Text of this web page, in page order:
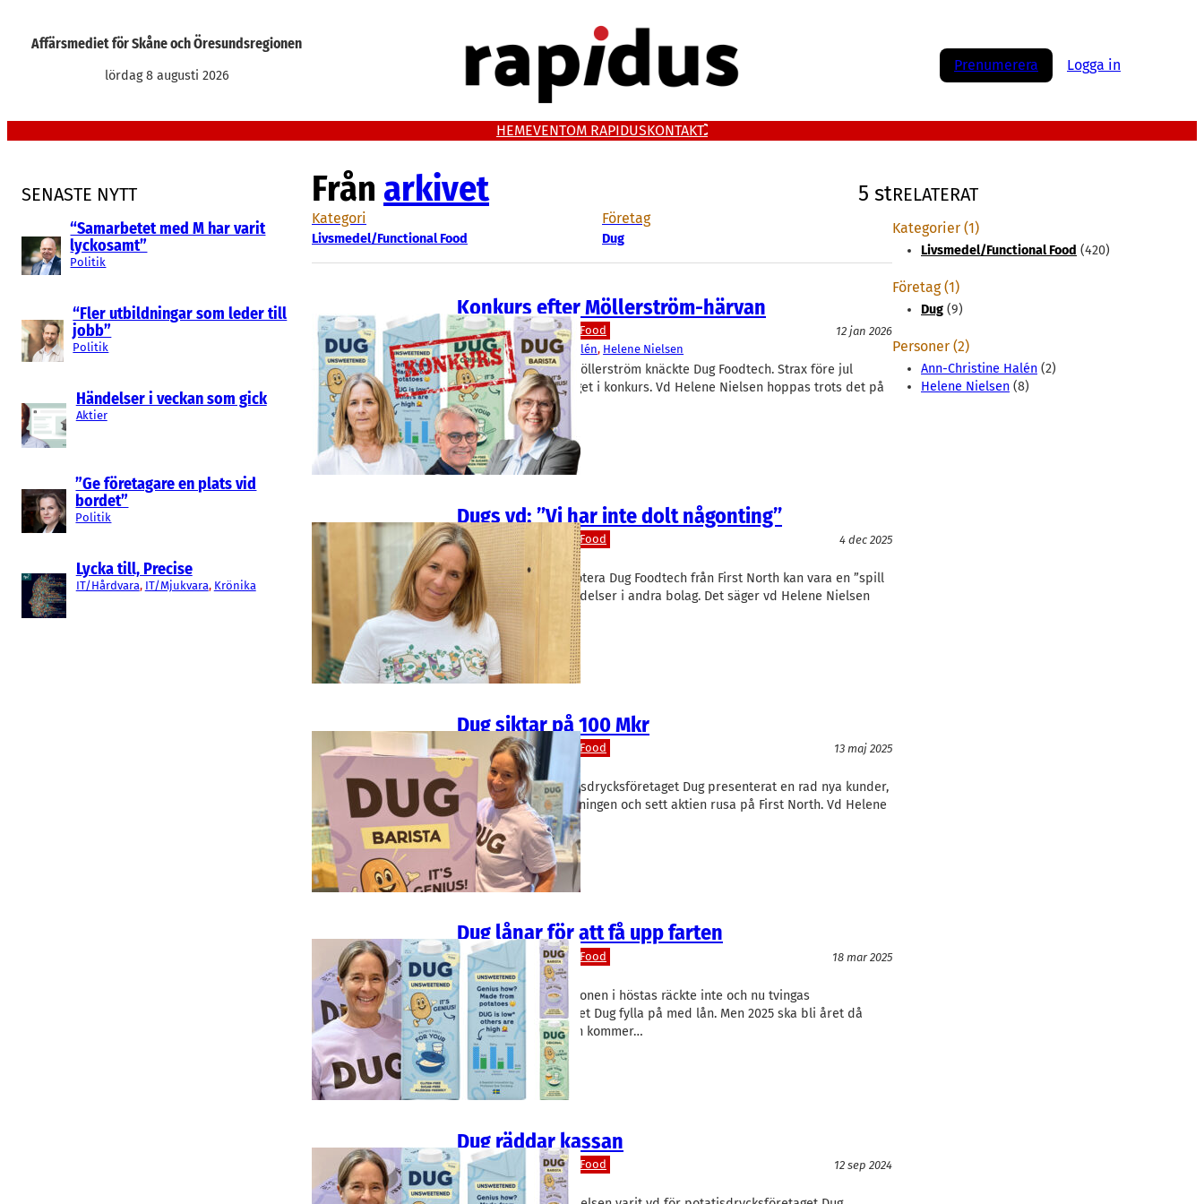
Affärsmediet för Skåne och Öresundsregionen
lördag 8 augusti 2026
Prenumerera Logga in
HEMEVENTOM RAPIDUSKONTAKT
SENASTE NYTT
“Samarbetet med M har varit
lyckosamt”
Politik
“Fler utbildningar som leder till
jobb”
Politik
Händelser i veckan som gick
Aktier
”Ge företagare en plats vid
bordet”
Politik
Lycka till, Precise
IT/Hårdvara, IT/Mjukvara, Krönika
Från arkivet 5 st
Kategori
Livsmedel/Functional Food
Företag
Dug
Konkurs efter Möllerström-härvan
Livsmedel/Functional Food
12 jan 2026
Dug
Ann-Christine Halén, Helene Nielsen
Härvan kring Johan Möllerström knäckte Dug Foodtech. Strax före jul
försattes Lundabolaget i konkurs. Vd Helene Nielsen hoppas trots det på
en ny vår för…
Dugs vd: ”Vi har inte dolt någonting”
Livsmedel/Functional Food
4 dec 2025
Dug
Nasdaqs hot att avnotera Dug Foodtech från First North kan vara en ”spill
over-effekt” från händelser i andra bolag. Det säger vd Helene Nielsen
när…
Dug siktar på 100 Mkr
Livsmedel/Functional Food
13 maj 2025
Dug
Helene Nielsen
Hittills i år har potatisdrycksföretaget Dug presenterat en rad nya kunder,
mångdubblat omsättningen och sett aktien rusa på First North. Vd Helene
Nielsen siktar på…
Dug lånar för att få upp farten
Livsmedel/Functional Food
18 mar 2025
Dug
Helene Nielsen
Pengarna från emissionen i höstas räckte inte och nu tvingas
potatisdrycksföretaget Dug fylla på med lån. Men 2025 ska bli året då
försäljningen äntligen kommer…
Dug räddar kassan
Livsmedel/Functional Food
12 sep 2024
Dug
Helene Nielsen
RELATERAT
Kategorier (1)
Livsmedel/Functional Food (420)
Företag (1)
Dug (9)
Personer (2)
Ann-Christine Halén (2)
Helene Nielsen (8)